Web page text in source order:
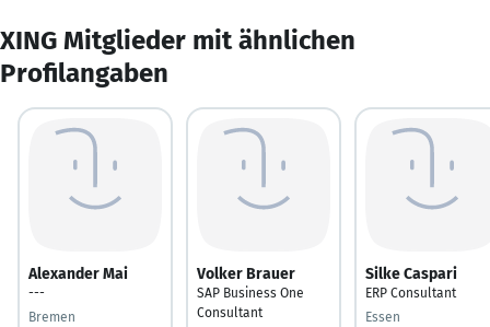
XING Mitglieder mit ähnlichen
Profilangaben
Alexander Mai
---
Bremen
Volker Brauer
SAP Business One
Consultant
Silke Caspari
ERP Consultant
Essen